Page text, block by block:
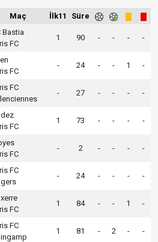
Maç İlk11 Süre
Bastia
FC
1 90 - - - -
FC
- 24 - - 1 -
FC
- 27 - - - -
FC
1 73 - - - -
FC
- 2 - - - -
FC
- 24 - - - -
FC
1 84 - - 1 -
FC
1 81 - 2 - -